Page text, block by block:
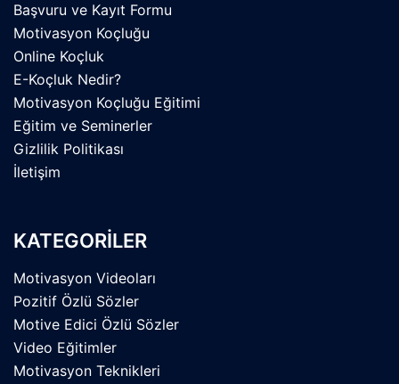
Başvuru ve Kayıt Formu
Motivasyon Koçluğu
Online Koçluk
E-Koçluk Nedir?
Motivasyon Koçluğu Eğitimi
Eğitim ve Seminerler
Gizlilik Politikası
İletişim
KATEGORİLER
Motivasyon Videoları
Pozitif Özlü Sözler
Motive Edici Özlü Sözler
Video Eğitimler
Motivasyon Teknikleri